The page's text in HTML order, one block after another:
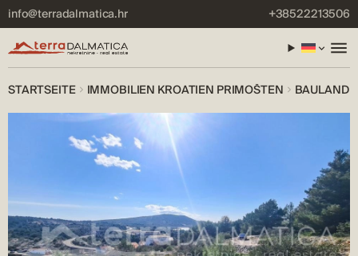
info@terradalmatica.hr +38522213506
STARTSEITE IMMOBILIEN KROATIEN PRIMOŠTEN BAULAND